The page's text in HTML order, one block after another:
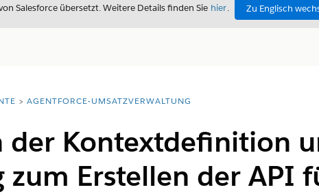
Salesforce übersetzt. Weitere Details finden Sie hier. Zu Englisch
AGENTFORCE-UMSATZVERWALTUNG
der Kontextdefinition
zum Erstellen der API